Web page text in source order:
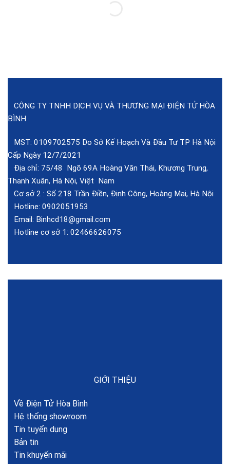
CÔNG TY TNHH DỊCH VỤ VÀ THƯƠNG MẠI ĐIỆN TỬ HÒA
BÌNH
MST: 0109702575 Do Sở Kế Hoạch Và Đầu Tư TP Hà Nội
Cấp Ngày 12/7/2021
Địa chỉ: 75/48 Ngõ 69A Hoàng Văn Thái, Khương Trung,
Thanh Xuân, Hà Nội, Việt Nam
Cơ sở 2 : Số 218 Trần Điền, Định Công, Hoàng Mai, Hà Nội
Hotline: 0902051953
Email: Binhcd18@gmail.com
Hotline cơ sở 1: 02466626075
GIỚI THIỆU
Về Điện Tử Hòa Bình
Hệ thống showroom
Tin tuyển dụng
Bản tin
Tin khuyến mãi